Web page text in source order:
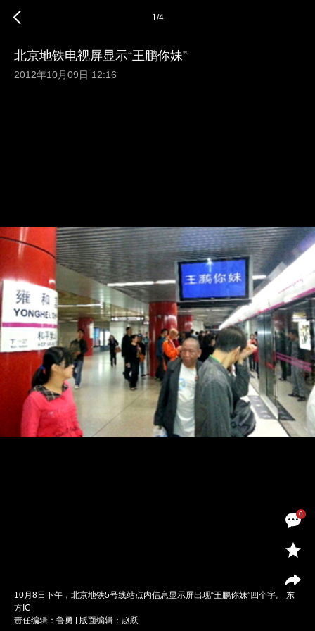
0
1/4
北京地铁电视屏显示“王鹏你妹”
2012年10月09日 12:16
10月8日下午，北京地铁5号线站点内信息显示屏出现“王鹏你妹”四个字。 东
方IC
责任编辑：鲁勇 | 版面编辑：赵跃